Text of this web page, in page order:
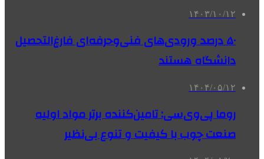
۱۴۰۳/۱۰/۱۲
۵۰ درصد ورودی‌های فنی‌وحرفه‌ای فارغ‌التحصیل
دانشگاه هستند
۱۴۰۴/۰۵/۱۲
روما پی‌وی‌سی: تامین‌کننده برتر مواد اولیه
صنعت چوب با کیفیت و تنوع بی‌نظیر